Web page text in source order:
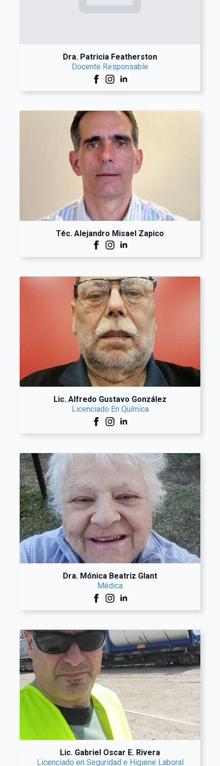
Dra. Patricia Featherston
Docente Responsable
Téc. Alejandro Misael Zapico
Lic. Alfredo Gustavo González
Licenciado En Química
Dra. Mónica Beatriz Glant
Médica
Lic. Gabriel Oscar E. Rivera
Licenciado en Seguridad e Higiene Laboral